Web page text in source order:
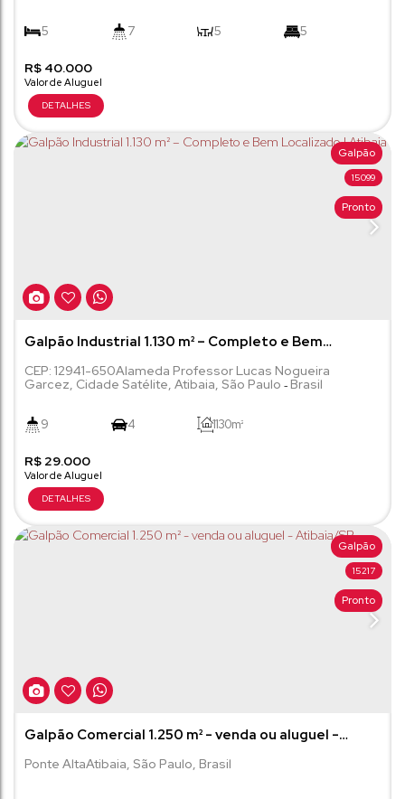
R$ 40.000
5 7 5 5
8
15099
Galpão
Pronto
Galpão Industrial 1.130 m² – Completo e Bem
Localizado | Atibaia
R$ 29.000
CEP: 12941-650Alameda Professor Lucas Nogueira
Garcez, Cidade Satélite, Atibaia, São Paulo Brasil
9 4 1130m²
15217
Galpão
Pronto
Galpão Comercial 1.250 m² - venda ou aluguel -
Atibaia/SP
Ponte AltaAtibaia, São Paulo, Brasil